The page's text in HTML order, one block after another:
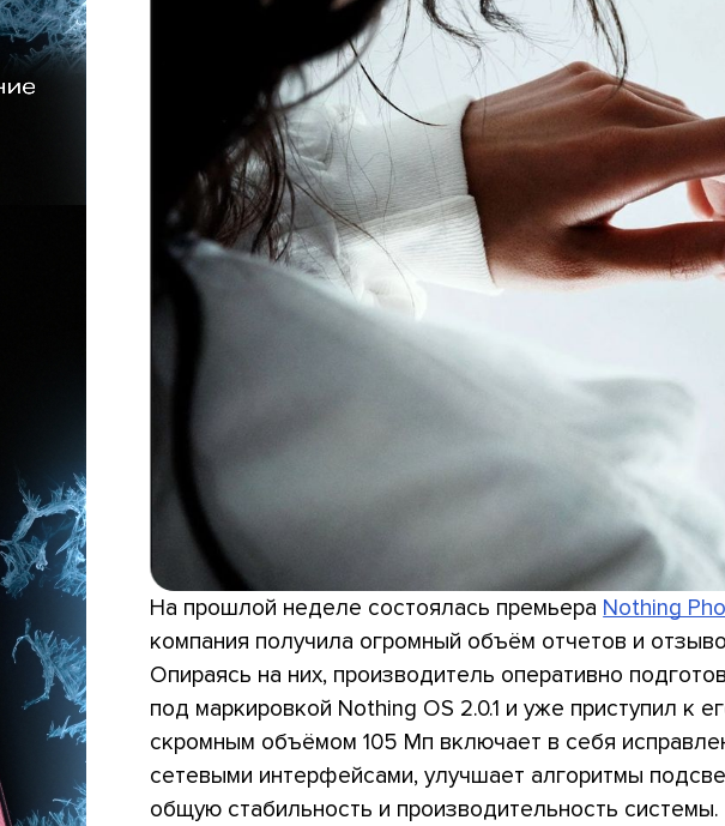
На прошлой неделе состоялась премьера Nothing
компания получила огромный объём отчетов и
Опираясь на них, производитель оперативно
под маркировкой Nothing OS 2.0.1 и уже приступил к
скромным объёмом 105 Мп включает в себя
сетевыми интерфейсами, улучшает алгоритмы
общую стабильность и производительность